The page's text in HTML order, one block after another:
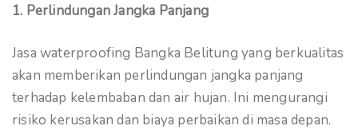
1. Perlindungan Jangka Panjang
Jasa waterproofing Bangka Belitung yang berkualitas
akan memberikan perlindungan jangka panjang
terhadap kelembaban dan air hujan. Ini mengurangi
risiko kerusakan dan biaya perbaikan di masa depan.